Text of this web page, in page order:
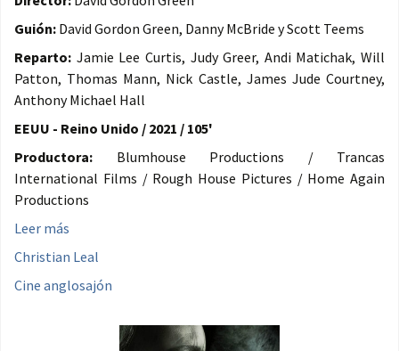
Guión: David Gordon Green, Danny McBride y Scott Teems
Reparto: Jamie Lee Curtis, Judy Greer, Andi Matichak, Will
Patton, Thomas Mann, Nick Castle, James Jude Courtney,
Anthony Michael Hall
EEUU - Reino Unido / 2021 / 105'
Productora: Blumhouse Productions / Trancas
International Films / Rough House Pictures / Home Again
Productions
Leer más
Christian Leal
Cine anglosajón